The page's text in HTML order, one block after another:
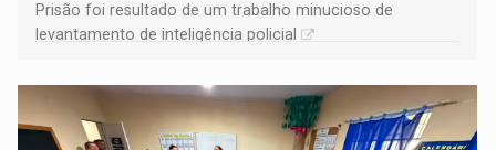
Prisão foi resultado de um trabalho minucioso de
levantamento de inteligência policial